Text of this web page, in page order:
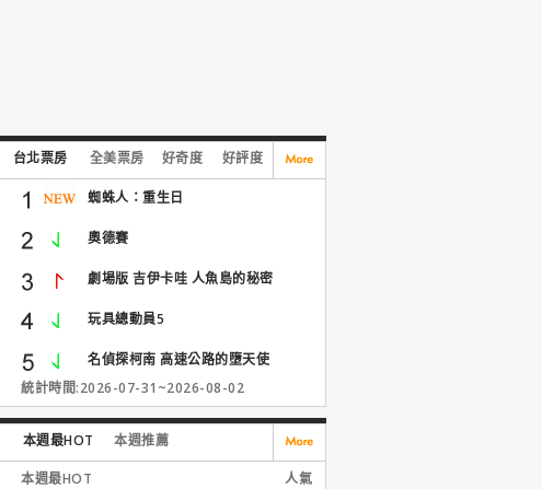
台北票房 全美票房 好奇度 好評度
蜘蛛人：重生日
奧德賽
劇場版 吉伊卡哇 人魚島的秘密
玩具總動員5
名偵探柯南 高速公路的墮天使
統計時間:2026-07-31~2026-08-02
本週最HOT 本週推薦
本週最HOT
人氣